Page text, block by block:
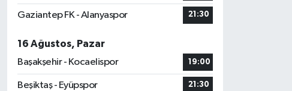
Gaziantep FK - Alanyaspor 21:30
16 Ağustos, Pazar
Başakşehir - Kocaelispor
19:00
Beşiktaş - Eyüpspor 21:30